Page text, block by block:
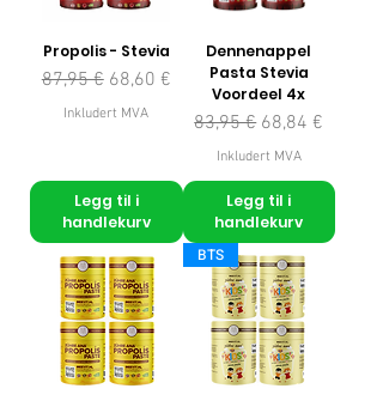
Propolis - Stevia
Vanlig pris
87,95 € Salgspris
68,60 €
Inkludert MVA
Legg til i
handlekurv
Dennenappel
Pasta Stevia
Voordeel 4x
Vanlig pris
83,95 € Salgspris
68,84 €
Inkludert MVA
Legg til i
handlekurv
BTS